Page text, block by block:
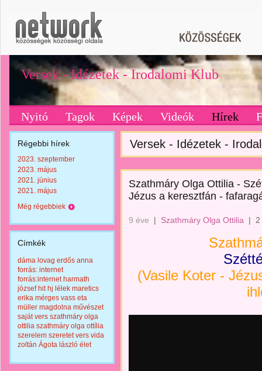
Versek - Idézetek - Irodalomi Klub
Nyitó Tagok Képek Videók Hírek
Régebbi hírek
2023. szeptember
2023. május
2021. június
2021. május
Még régebbiek
Címkék
dáma lovag erdős anna
forrás: internet
forrás:internet harmath
józsef hit hj lélek maretics
erika mérges vass eta
müller magdolna művészet
saját vers szathmáry olga
ottilia szathmáry olga ottília
szerelem szeretet vers vida
zoltán Ágota lászló élet
Versek - Idézetek -
Szathmáry Olga Ottilia -
Jézus a keresztfán -
9 éve | Szathmáry Olga Ottilia |
(Vasile Koter -